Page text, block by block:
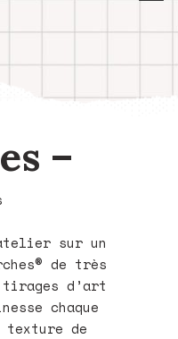
–
atelier sur un
de très
d’art
chaque
de